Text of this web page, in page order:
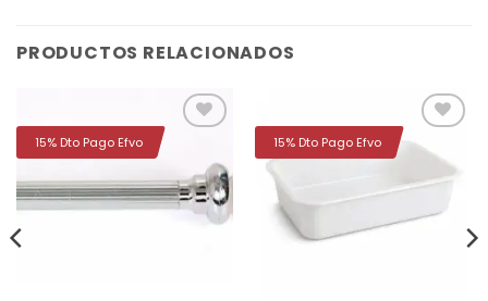
PRODUCTOS RELACIONADOS
lista de
deseos
15% Dto Pago Efvo
Añadir
a la
lista de
deseos
15% Dto Pago Efvo